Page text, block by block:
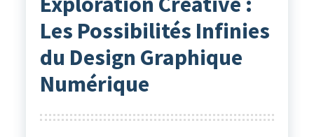
Les Possibilités Infinies
du Design Graphique
Numérique